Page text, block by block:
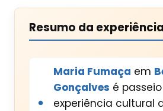
Resumo da experiência
Maria Fumaça em
Gonçalves é
experiência cultural